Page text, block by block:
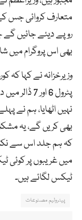
بھی اس پروگرام میں
وزیرخزانہ نے کہا کہ
پٹرول 6
نہیں اٹھایا، ہم نے
بھی کریں گے، یہ
کہ ہم جلد اس سے
میں غریبوں پر کوئی
ٹیکس لگائے ہیں۔
پیٹرولیم مصنوعات